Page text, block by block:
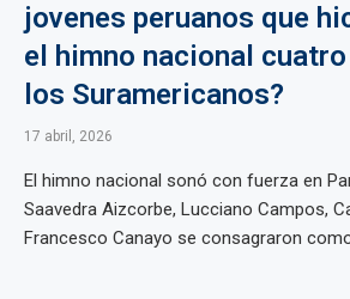
jovenes peruanos que
el himno nacional
los Suramericanos?
17 abril, 2026
El himno nacional sonó con fuerza en
Saavedra Aizcorbe, Lucciano Campos,
Francesco Canayo se consagraron